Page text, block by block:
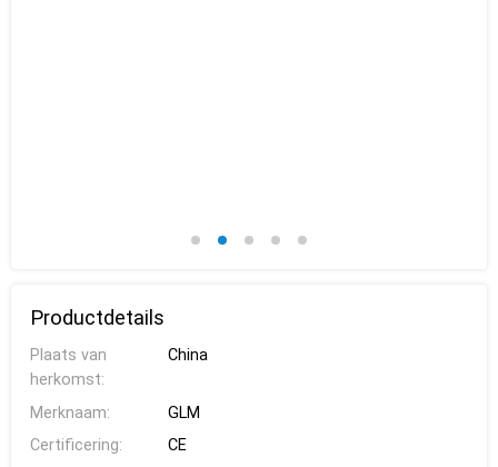
Productdetails
Plaats van
herkomst:
China
Merknaam:
GLM
Certificering:
CE